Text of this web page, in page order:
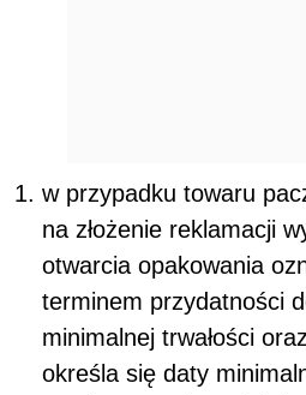
w przypadku towaru
na złożenie reklamacji
otwarcia opakowania
terminem przydatności
minimalnej trwałości
określa się daty